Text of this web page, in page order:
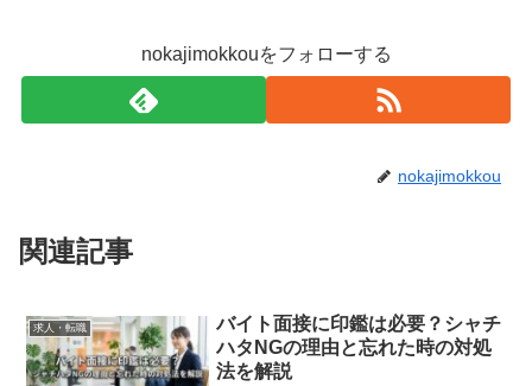
nokajimokkouをフォローする
nokajimokkou
関連記事
求人・転職
バイト面接に印鑑は必要？シャチ
ハタNGの理由と忘れた時の対処
法を解説